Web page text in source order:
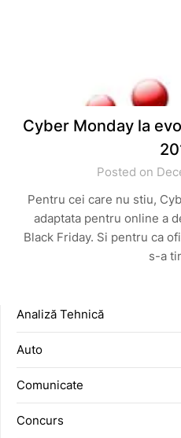
Cyber Monday la
Posted on
Pentru cei care nu stiu,
adaptata pentru online a
Black Friday. Si pentru ca
s-a
Analiză Tehnică
Auto
Comunicate
Concurs